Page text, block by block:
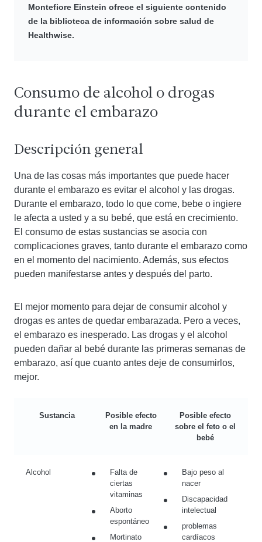
Montefiore Einstein ofrece el siguiente contenido
de la biblioteca de información sobre salud de
Healthwise.
Consumo de alcohol o drogas
durante el embarazo
Descripción general
Una de las cosas más importantes que puede hacer
durante el embarazo es evitar el alcohol y las drogas.
Durante el embarazo, todo lo que come, bebe o ingiere
le afecta a usted y a su bebé, que está en crecimiento.
El consumo de estas sustancias se asocia con
complicaciones graves, tanto durante el embarazo como
en el momento del nacimiento. Además, sus efectos
pueden manifestarse antes y después del parto.
El mejor momento para dejar de consumir alcohol y
drogas es antes de quedar embarazada. Pero a veces,
el embarazo es inesperado. Las drogas y el alcohol
pueden dañar al bebé durante las primeras semanas de
embarazo, así que cuanto antes deje de consumirlos,
mejor.
Sustancia
Posible efecto
en la madre
Posible efecto
sobre el feto o el
bebé
Alcohol
Falta de
ciertas
vitaminas
Aborto
espontáneo
Mortinato
Bajo peso al
nacer
Discapacidad
intelectual
problemas
cardíacos